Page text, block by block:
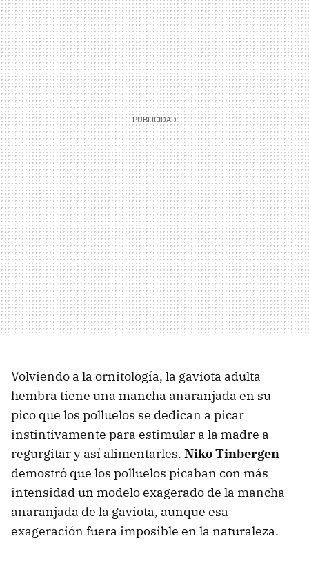
Volviendo a la ornitología, la gaviota adulta
hembra tiene una mancha anaranjada en su
pico que los polluelos se dedican a picar
instintivamente para estimular a la madre a
regurgitar y así alimentarles. Niko Tinbergen
demostró que los polluelos picaban con más
intensidad un modelo exagerado de la mancha
anaranjada de la gaviota, aunque esa
exageración fuera imposible en la naturaleza.